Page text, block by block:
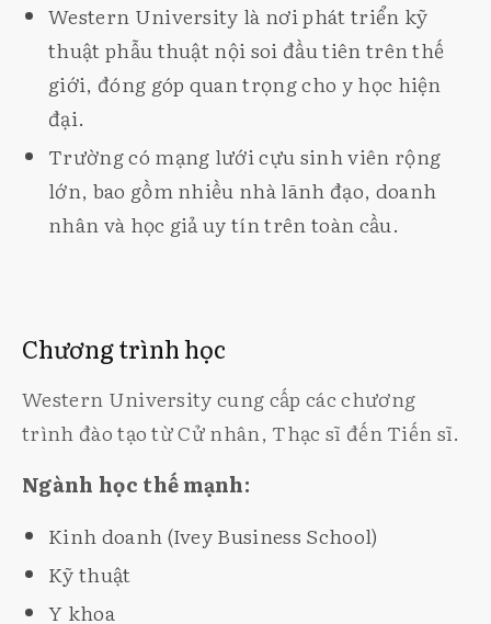
Western University là nơi phát triển kỹ
thuật phẫu thuật nội soi đầu tiên trên thế
giới, đóng góp quan trọng cho y học hiện
đại.
Trường có mạng lưới cựu sinh viên rộng
lớn, bao gồm nhiều nhà lãnh đạo, doanh
nhân và học giả uy tín trên toàn cầu.
Chương trình học
Western University cung cấp các chương
trình đào tạo từ Cử nhân, Thạc sĩ đến Tiến sĩ.
Ngành học thế mạnh:
Kinh doanh (Ivey Business School)
Kỹ thuật
Y khoa